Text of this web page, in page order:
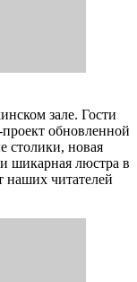
зале. Гости
обновленной
столики, новая
шикарная люстра в
наших читателей